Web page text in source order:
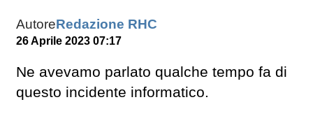
AutoreRedazione RHC
26 Aprile 2023 07:17
Ne avevamo parlato qualche tempo fa di
questo incidente informatico.